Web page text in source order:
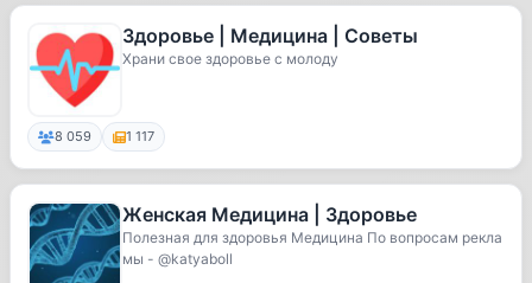
Здоровье | Медицина | Советы
Храни свое здоровье с молоду
8 059 1 117
Женская Медицина | Здоровье
Полезная для здоровья Медицина По вопросам рекла
мы - @katyaboll